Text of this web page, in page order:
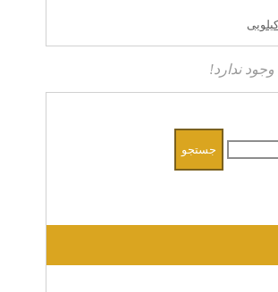
ندارد!